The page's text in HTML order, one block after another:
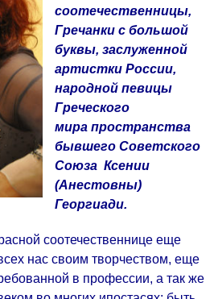
соотечественницы,
Гречанки с большой
буквы, заслуженной
артистки России,
народной певицы
Греческого
мира пространства
бывшего Советского
Союза Ксении
(Анестовны)
Георгиади.
соотечественнице еще
нас своим творчеством, еще
в профессии, а так же